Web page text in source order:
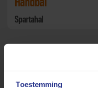
Toestemming
Spartahal